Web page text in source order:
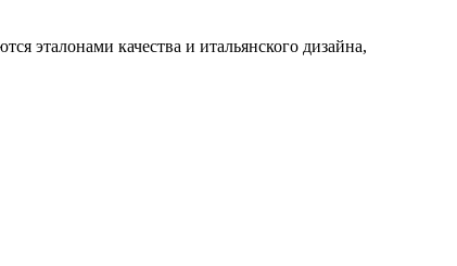
эталонами качества и итальянского дизайна,